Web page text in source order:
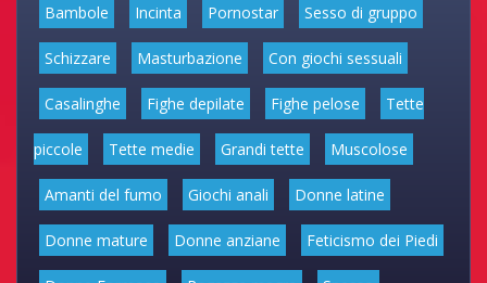
Bambole Incinta Pornostar Sesso di gruppo
Schizzare Masturbazione Con giochi sessuali
Casalinghe Fighe depilate Fighe pelose Tette
piccole Tette medie Grandi tette Muscolose
Amanti del fumo Giochi anali Donne latine
Donne mature Donne anziane Feticismo dei Piedi